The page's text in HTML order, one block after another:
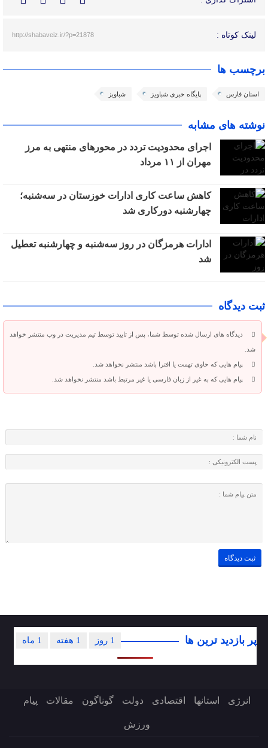
لینک کوتاه : http://shabaveiz.ir/?p=21878
برچسب ها
استان فارس پایگاه خبری شباویز شباویز
نوشته های مشابه
اجرای محدودیت تردد در محورهای منتهی به مرز
مهران از ۱۱ مرداد
کاهش ساعت کاری ادارات خوزستان در سه‌شنبه؛
چهارشنبه دورکاری شد
ادارات هرمزگان در روز سه‌شنبه و چهارشنبه تعطیل
شد
ثبت دیدگاه
دیدگاه های ارسال شده توسط شما، پس از تایید توسط تیم مدیریت در وب منتشر خواهد
شد.
پیام هایی که حاوی تهمت یا افترا باشد منتشر نخواهد شد.
پیام هایی که به غیر از زبان فارسی یا غیر مرتبط باشد منتشر نخواهد شد.
پر بازدید ترین ها 1 ماه 1 هفته 1 روز
انرژی استانها اقتصادی دولت گوناگون مقالات پیام
ورزش